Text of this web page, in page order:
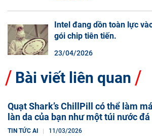
Intel đang dồn toàn lực
gói chip tiên tiến.
23/04/2026
Bài viết liên quan
Quạt Shark’s ChillPill có thể làm
làn da của bạn như một túi nước đá
TIN TỨC AI 11/03/2026